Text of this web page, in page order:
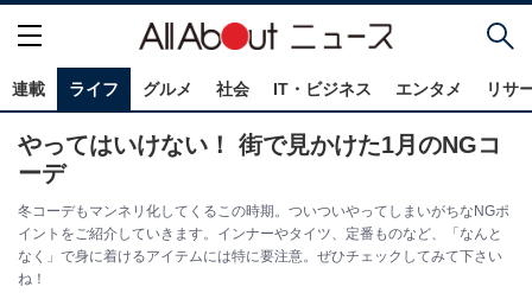
連載 ライフ グルメ 社会 IT・ビジネス エンタメ リサ
やってはいけない！ 街で見かけた1月のNGコ
ーデ
冬コーデもマンネリ化してくるこの時期。ついついやってしまいがちなNGポ
イントをご紹介していきます。インナーやタイツ、定番ものなど、「なんと
なく」で身に着けるアイテムには特に要注意。ぜひチェックしてみて下さい
ね！